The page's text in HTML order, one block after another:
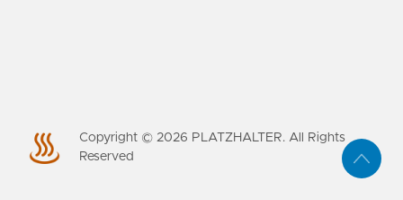
Copyright © 2026 PLATZHALTER. All Rights
Reserved